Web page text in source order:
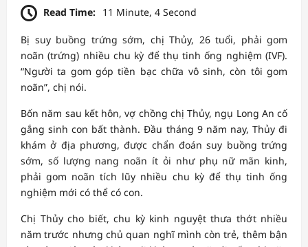
Read Time: 11 Minute, 4 Second
Bị suy buồng trứng sớm, chị Thủy, 26 tuổi, phải gom
noãn (trứng) nhiều chu kỳ để thụ tinh ống nghiệm (IVF).
“Người ta gom góp tiền bạc chữa vô sinh, còn tôi gom
noãn”, chị nói.
Bốn năm sau kết hôn, vợ chồng chị Thủy, ngụ Long An cố
gắng sinh con bất thành. Đầu tháng 9 năm nay, Thủy đi
khám ở địa phương, được chẩn đoán suy buồng trứng
sớm, số lượng nang noãn ít ỏi như phụ nữ mãn kinh,
phải gom noãn tích lũy nhiều chu kỳ để thụ tinh ống
nghiệm mới có thể có con.
Chị Thủy cho biết, chu kỳ kinh nguyệt thưa thớt nhiều
năm trước nhưng chủ quan nghĩ mình còn trẻ, thêm bận